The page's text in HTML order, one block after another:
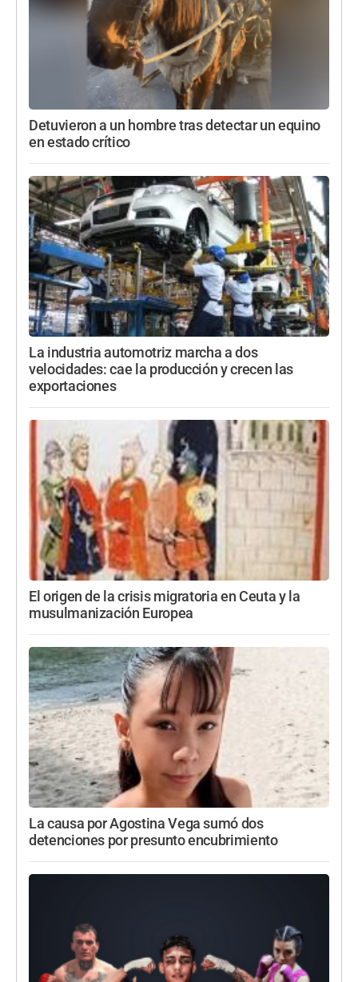
Detuvieron a un hombre tras detectar un equino
en estado crítico
La industria automotriz marcha a dos
velocidades: cae la producción y crecen las
exportaciones
El origen de la crisis migratoria en Ceuta y la
musulmanización Europea
La causa por Agostina Vega sumó dos
detenciones por presunto encubrimiento